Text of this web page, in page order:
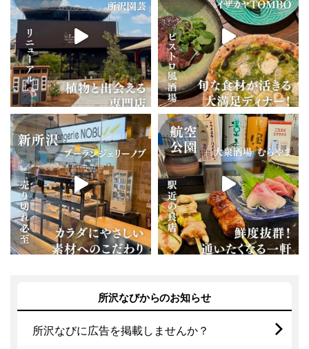
所沢なびからのお知らせ
所沢なびに広告を掲載しませんか？